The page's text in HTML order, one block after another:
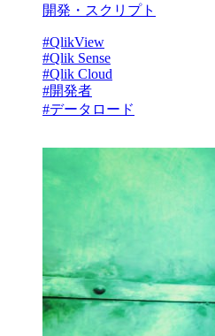
開発・スクリプト
#QlikView
#Qlik Sense
#Qlik Cloud
#開発者
#データロード